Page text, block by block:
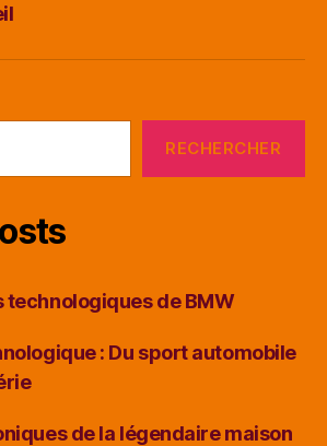
RECHERCHER
technologiques de BMW
: Du sport automobile
de la légendaire maison